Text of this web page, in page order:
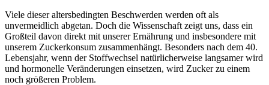
Viele dieser altersbedingten Beschwerden werden oft als
unvermeidlich abgetan. Doch die Wissenschaft zeigt uns, dass ein
Großteil davon direkt mit unserer Ernährung und insbesondere mit
unserem Zuckerkonsum zusammenhängt. Besonders nach dem 40.
Lebensjahr, wenn der Stoffwechsel natürlicherweise langsamer wird
und hormonelle Veränderungen einsetzen, wird Zucker zu einem
noch größeren Problem.